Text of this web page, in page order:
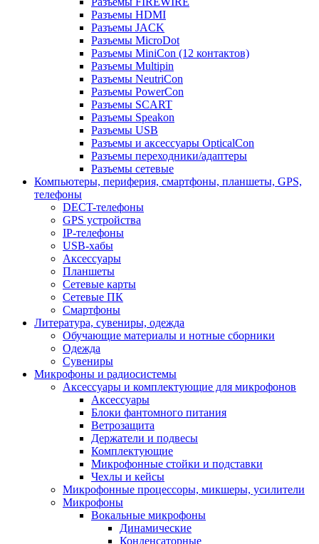
Разъемы HDMI
Разъемы JACK
Разъемы MicroDot
Разъемы MiniCon (12 контактов)
Разъемы Multipin
Разъемы NeutriCon
Разъемы PowerCon
Разъемы SCART
Разъемы Speakon
Разъемы USB
Разъемы и аксессуары OpticalCon
Разъемы переходники/адаптеры
Разъемы сетевые
Компьютеры, периферия, смартфоны, планшеты, GPS,
телефоны
DECT-телефоны
GPS устройства
IP-телефоны
USB-хабы
Аксессуары
Планшеты
Сетевые карты
Сетевые ПК
Смартфоны
Литература, сувениры, одежда
Обучающие материалы и нотные сборники
Одежда
Сувениры
Микрофоны и радиосистемы
Аксессуары и комплектующие для микрофонов
Аксессуары
Блоки фантомного питания
Ветрозащита
Держатели и подвесы
Комплектующие
Микрофонные стойки и подставки
Чехлы и кейсы
Микрофонные процессоры, микшеры, усилители
Микрофоны
Вокальные микрофоны
Динамические
Конденсаторные